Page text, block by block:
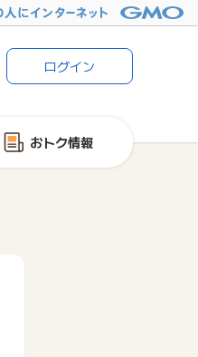
ログイン
おトク情報